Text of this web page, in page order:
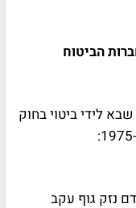
הביטוח
לידי ביטוי בחוק
נזק גוף עקב